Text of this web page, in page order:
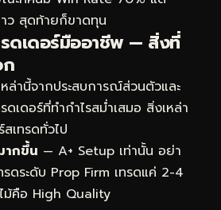
ว สุดท้ายก็ขาดทุน
ดเดอร์มืออาชีพ — สิ่งที่
ล่านี้จากประสบการณ์ส่วนตัวและ
เดอร์ที่ทำกำไรสม่ำเสมอ สิ่งเหล่า
เทรดทั่วไป
ากขึ้น — A+ Setup เท่านั้น อย่า
รดระดับ Prop Firm เทรดแค่ 2-4
ม้คือ High Quality